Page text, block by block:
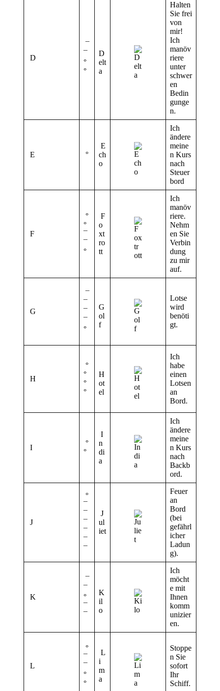
D
¯
¯
°
°
D
elt
a
Halten
Sie frei
von
mir!
Ich
manöv
riere
unter
schwer
en
Bedin
gunge
n.
E °
E
ch
o
Ich
ändere
meine
n Kurs
nach
Steuer
bord
F
°
°
¯
¯
°
F
o
xt
ro
tt
Ich
manöv
riere.
Nehm
en Sie
Verbin
dung
zu mir
auf.
G
¯
¯
¯
¯
°
G
ol
f
Lotse
wird
benöti
gt.
H
°
°
°
°
H
ot
el
Ich
habe
einen
Lotsen
an
Bord.
I
°
°
I
n
di
a
Ich
ändere
meine
n Kurs
nach
Backb
ord.
J
°
¯
¯
¯
¯
¯
¯
J
ul
iet
Feuer
an
Bord
(bei
gefährl
icher
Ladun
g).
K
¯
¯
°
¯
¯
K
il
o
Ich
möcht
e mit
Ihnen
komm
unizier
en.
L
°
¯
¯
°
°
L
i
m
a
Stoppe
n Sie
sofort
Ihr
Schiff.